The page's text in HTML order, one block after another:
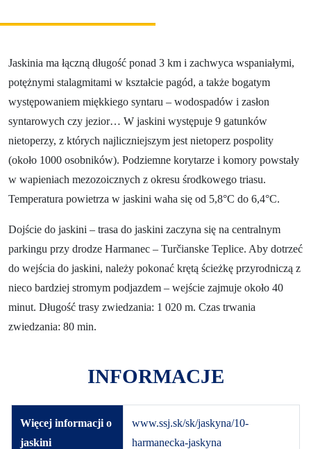
Jaskinia ma łączną długość ponad 3 km i zachwyca wspaniałymi,
potężnymi stalagmitami w kształcie pagód, a także bogatym
występowaniem miękkiego syntaru – wodospadów i zasłon
syntarowych czy jezior… W jaskini występuje 9 gatunków
nietoperzy, z których najliczniejszym jest nietoperz pospolity
(około 1000 osobników). Podziemne korytarze i komory powstały
w wapieniach mezozoicznych z okresu środkowego triasu.
Temperatura powietrza w jaskini waha się od 5,8°C do 6,4°C.
Dojście do jaskini – trasa do jaskini zaczyna się na centralnym
parkingu przy drodze Harmanec – Turčianske Teplice. Aby dotrzeć
do wejścia do jaskini, należy pokonać krętą ścieżkę przyrodniczą z
nieco bardziej stromym podjazdem – wejście zajmuje około 40
minut. Długość trasy zwiedzania: 1 020 m. Czas trwania
zwiedzania: 80 min.
INFORMACJE
Więcej informacji o
jaskini
www.ssj.sk/sk/jaskyna/10-
harmanecka-jaskyna